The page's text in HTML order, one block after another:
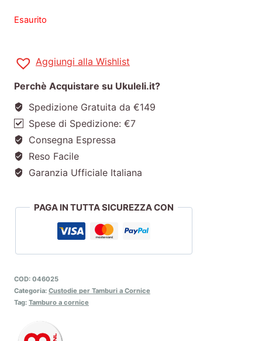
Esaurito
Aggiungi alla Wishlist
Perchè Acquistare su Ukuleli.it?
Spedizione Gratuita da €149
Spese di Spedizione: €7
Consegna Espressa
Reso Facile
Garanzia Ufficiale Italiana
PAGA IN TUTTA SICUREZZA CON
COD: 046025
Categoria: Custodie per Tamburi a Cornice
Tag: Tamburo a cornice